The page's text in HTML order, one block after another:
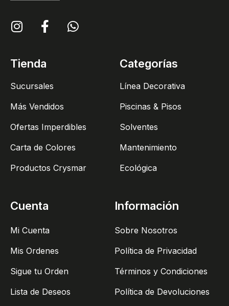
Tienda
Sucursales
Más Vendidos
Ofertas Imperdibles
Carta de Colores
Productos Crysmar
Categorías
Línea Decorativa
Piscinas & Pisos
Solventes
Mantenimiento
Ecológica
Cuenta
Mi Cuenta
Mis Ordenes
Sigue tu Orden
Lista de Deseos
Información
Sobre Nosotros
Política de Privacidad
Términos y Condiciones
Política de Devoluciones